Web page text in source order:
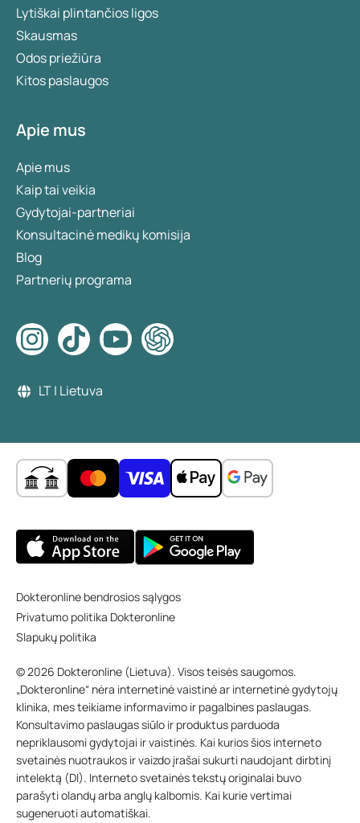
Lytiškai plintančios ligos
Skausmas
Odos priežiūra
Kitos paslaugos
Apie mus
Apie mus
Kaip tai veikia
Gydytojai-partneriai
Konsultacinė medikų komisija
Blog
Partnerių programa
LT | Lietuva
Dokteronline bendrosios sąlygos
Privatumo politika Dokteronline
Slapukų politika
© 2026 Dokteronline (Lietuva). Visos teisės saugomos.
„Dokteronline“ nėra internetinė vaistinė ar internetinė gydytojų
klinika, mes teikiame informavimo ir pagalbines paslaugas.
Konsultavimo paslaugas siūlo ir produktus parduoda
nepriklausomi gydytojai ir vaistinės. Kai kurios šios interneto
svetainės nuotraukos ir vaizdo įrašai sukurti naudojant dirbtinį
intelektą (DI). Interneto svetainės tekstų originalai buvo
parašyti olandų arba anglų kalbomis. Kai kurie vertimai
sugeneruoti automatiškai.